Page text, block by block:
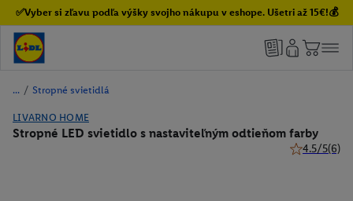
✅Vyber si zľavu podľa výšky svojho nákupu v eshope. Ušetri až 15€!💰
/ Stropné svietidlá
LIVARNO HOME
Stropné LED svietidlo s nastaviteľným odtieňom farby
4.5/5(6)